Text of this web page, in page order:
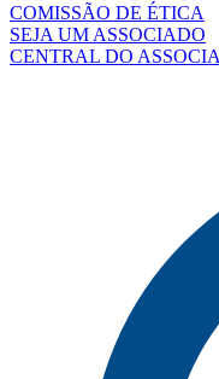
COMISSÃO DE ÉTICA
SEJA UM ASSOCIADO
CENTRAL DO